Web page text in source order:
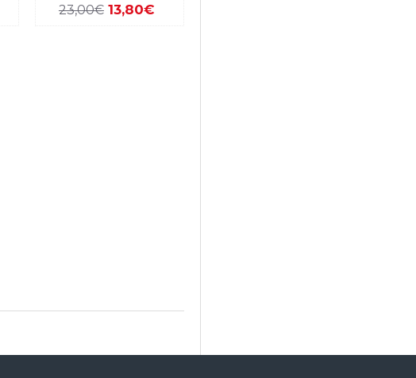
23,00€ 13,80€